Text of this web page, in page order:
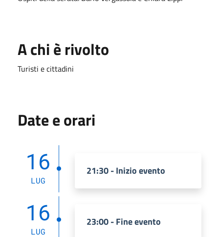
A chi è rivolto
Turisti e cittadini
Date e orari
16
LUG
21:30 - Inizio evento
16
LUG
23:00 - Fine evento